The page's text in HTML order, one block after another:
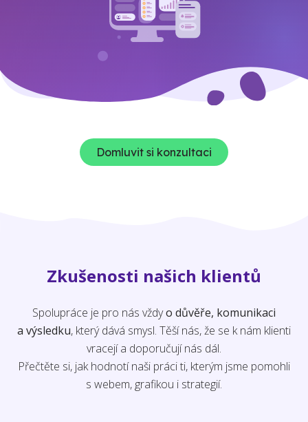
Domluvit si konzultaci
Zkušenosti našich klientů
Spolupráce je pro nás vždyo důvěře, komunikaci
a výsledku, který dává smysl. Těší nás, že se k nám klienti
vracejí a doporučují nás dál.
Přečtěte si, jak hodnotí naši práci ti, kterým jsme pomohli
s webem, grafikou i strategií.